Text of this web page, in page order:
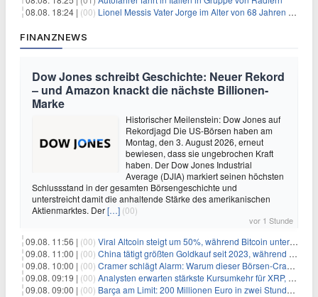
08.08. 18:24 | (00) Lionel Messis Vater Jorge im Alter von 68 Jahren gestorben
FINANZNEWS
Dow Jones schreibt Geschichte: Neuer Rekord
– und Amazon knackt die nächste Billionen-
Marke
Historischer Meilenstein: Dow Jones auf
Rekordjagd Die US-Börsen haben am
Montag, den 3. August 2026, erneut
bewiesen, dass sie ungebrochen Kraft
haben. Der Dow Jones Industrial
Average (DJIA) markiert seinen höchsten
Schlussstand in der gesamten Börsengeschichte und
unterstreicht damit die anhaltende Stärke des amerikanischen
Aktienmarktes. Der[…] (00)
vor 1 Stunde
09.08. 11:56 | (00) Viral Altcoin steigt um 50%, während Bitcoin unter $65.000 fällt
09.08. 11:00 | (00) China tätigt größten Goldkauf seit 2023, während Goldpreis um 8% steigt
09.08. 10:00 | (00) Cramer schlägt Alarm: Warum dieser Börsen-Crash die beste Einstiegschance seit Monaten ist
09.08. 09:19 | (00) Analysten erwarten stärkste Kursumkehr für XRP, während Polymarket skeptisch bleibt
09.08. 09:00 | (00) Barça am Limit: 200 Millionen Euro in zwei Stunden – warum dieser Schuldentrip hochgefährlich wird